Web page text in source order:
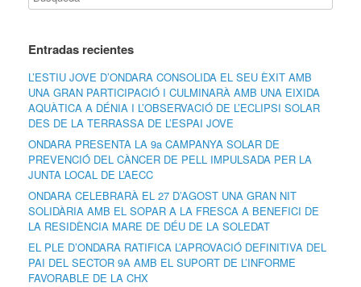
Entradas recientes
L’ESTIU JOVE D’ONDARA CONSOLIDA EL SEU ÈXIT AMB
UNA GRAN PARTICIPACIÓ I CULMINARÀ AMB UNA EIXIDA
AQUÀTICA A DÉNIA I L’OBSERVACIÓ DE L’ECLIPSI SOLAR
DES DE LA TERRASSA DE L’ESPAI JOVE
ONDARA PRESENTA LA 9a CAMPANYA SOLAR DE
PREVENCIÓ DEL CÀNCER DE PELL IMPULSADA PER LA
JUNTA LOCAL DE L’AECC
ONDARA CELEBRARÀ EL 27 D’AGOST UNA GRAN NIT
SOLIDÀRIA AMB EL SOPAR A LA FRESCA A BENEFICI DE
LA RESIDÈNCIA MARE DE DÉU DE LA SOLEDAT
EL PLE D’ONDARA RATIFICA L’APROVACIÓ DEFINITIVA DEL
PAI DEL SECTOR 9A AMB EL SUPORT DE L’INFORME
FAVORABLE DE LA CHX